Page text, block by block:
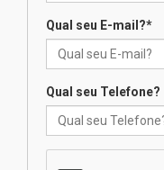
Qual seu E-mail?*
Qual seu Telefone?